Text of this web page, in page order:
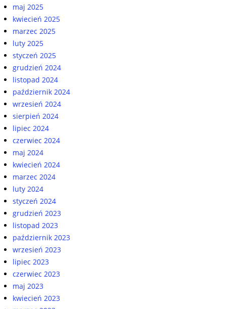
maj 2025
kwiecień 2025
marzec 2025
luty 2025
styczeń 2025
grudzień 2024
listopad 2024
październik 2024
wrzesień 2024
sierpień 2024
lipiec 2024
czerwiec 2024
maj 2024
kwiecień 2024
marzec 2024
luty 2024
styczeń 2024
grudzień 2023
listopad 2023
październik 2023
wrzesień 2023
lipiec 2023
czerwiec 2023
maj 2023
kwiecień 2023